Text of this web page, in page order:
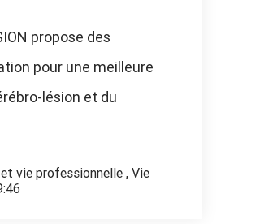
propose des
pour une meilleure
lésion et du
vie professionnelle , Vie